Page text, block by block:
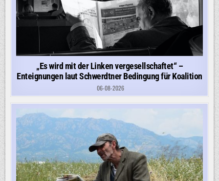
„Es wird mit der Linken vergesellschaftet“ –
Enteignungen laut Schwerdtner Bedingung für Koalition
06-08-2026